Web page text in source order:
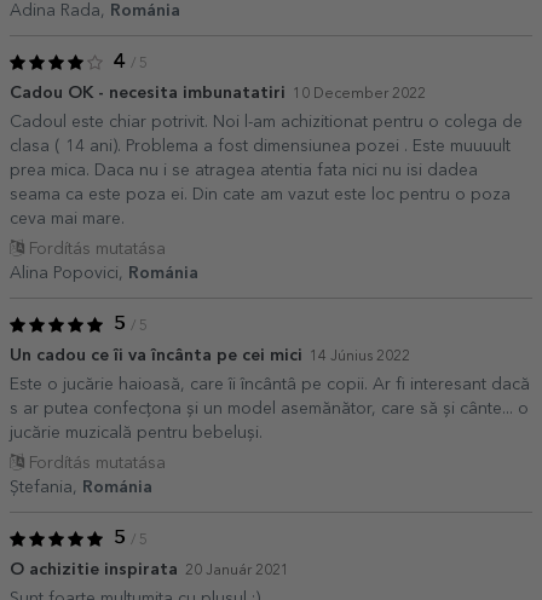
Adina Rada,
Románia
4 / 5
Cadou OK - necesita imbunatatiri 10 December 2022
Cadoul este chiar potrivit. Noi l-am achizitionat pentru o colega de
clasa ( 14 ani). Problema a fost dimensiunea pozei . Este muuuult
prea mica. Daca nu i se atragea atentia fata nici nu isi dadea
seama ca este poza ei. Din cate am vazut este loc pentru o poza
ceva mai mare.
Fordítás mutatása
Alina Popovici,
Románia
5 / 5
Un cadou ce îi va încânta pe cei mici 14 Június 2022
Este o jucărie haioasă, care îi încântâ pe copii. Ar fi interesant dacă
s ar putea confecțona și un model asemănător, care să și cânte... o
jucărie muzicală pentru bebeluși.
Fordítás mutatása
Ștefania,
Románia
5 / 5
O achizitie inspirata 20 Január 2021